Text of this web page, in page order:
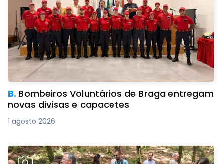
B. Bombeiros Voluntários de Braga entregam
novas divisas e capacetes
1 agosto 2026